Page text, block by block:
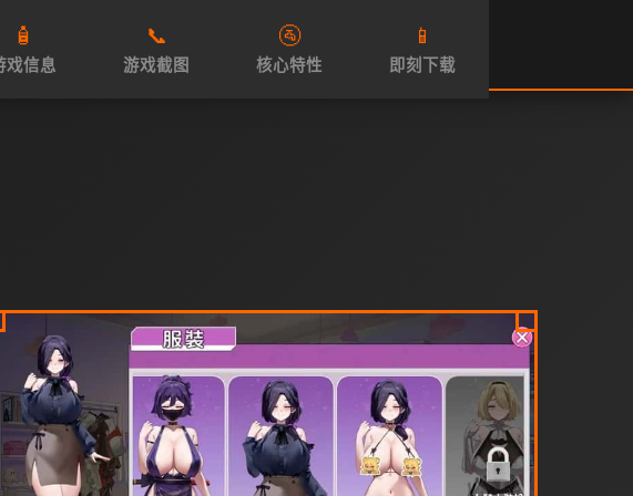
🧴
戏信息
📞
游戏截图
🚰
核心特性
📱
即刻下载